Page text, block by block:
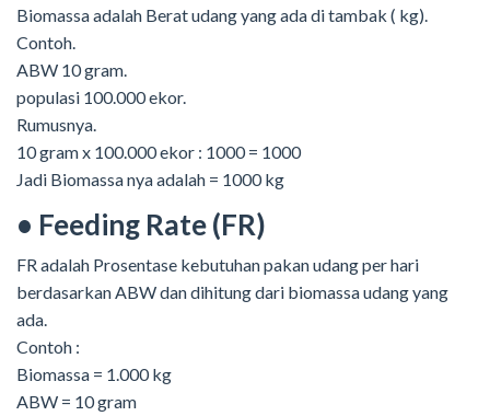
Biomassa adalah Berat udang yang ada di tambak ( kg).
Contoh.
ABW 10 gram.
populasi 100.000 ekor.
Rumusnya.
10 gram x 100.000 ekor : 1000 = 1000
Jadi Biomassa nya adalah = 1000 kg
• Feeding Rate (FR)
FR adalah Prosentase kebutuhan pakan udang per hari
berdasarkan ABW dan dihitung dari biomassa udang yang
ada.
Contoh :
Biomassa = 1.000 kg
ABW = 10 gram